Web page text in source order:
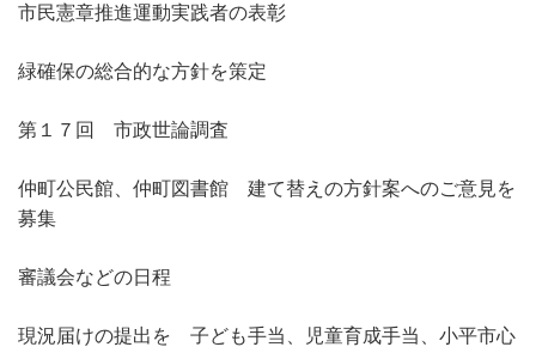
市民憲章推進運動実践者の表彰
緑確保の総合的な方針を策定
第１７回 市政世論調査
仲町公民館、仲町図書館 建て替えの方針案へのご意見を
募集
審議会などの日程
現況届けの提出を 子ども手当、児童育成手当、小平市心